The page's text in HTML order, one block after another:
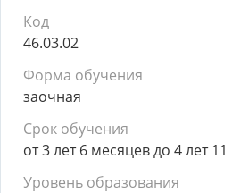
Код
46.03.02
Форма обучения
заочная
Срок обучения
от 3 лет 6 месяцев до 4 лет
Уровень образования